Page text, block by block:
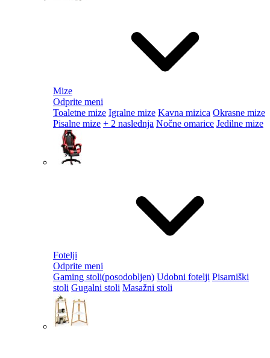
Mize
Odprite meni
Toaletne mize Igralne mize Kavna mizica Okrasne mize
Pisalne mize + 2 naslednja Nočne omarice Jedilne mize
Fotelji
Odprite meni
Gaming stoli(posodobljen) Udobni fotelji Pisarniški
stoli Gugalni stoli Masažni stoli